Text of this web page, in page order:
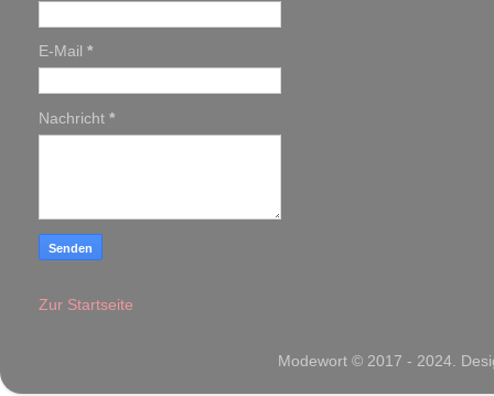
E-Mail *
Nachricht *
Zur Startseite
Modewort © 2017 - 2024.